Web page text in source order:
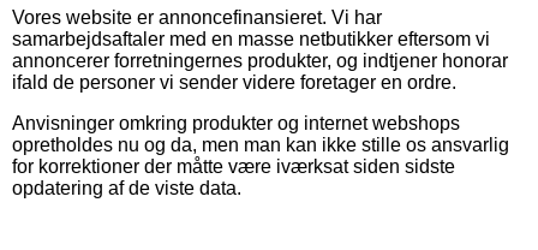
Vores website er annoncefinansieret. Vi har
samarbejdsaftaler med en masse netbutikker eftersom vi
annoncerer forretningernes produkter, og indtjener honorar
ifald de personer vi sender videre foretager en ordre.
Anvisninger omkring produkter og internet webshops
opretholdes nu og da, men man kan ikke stille os ansvarlig
for korrektioner der måtte være iværksat siden sidste
opdatering af de viste data.